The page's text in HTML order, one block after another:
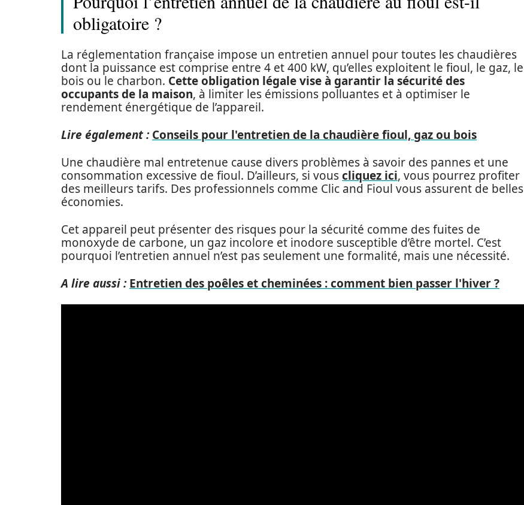
obligatoire ?
La réglementation française impose un entretien annuel pour toutes les chaudières
dont la puissance est comprise entre 4 et 400 kW, qu’elles exploitent le fioul, le gaz, le
bois ou le charbon. Cette obligation légale vise à garantir la sécurité des
occupants de la maison, à limiter les émissions polluantes et à optimiser le
rendement énergétique de l’appareil.
Lire également : Conseils pour l'entretien de la chaudière fioul, gaz ou bois
Une chaudière mal entretenue cause divers problèmes à savoir des pannes et une
consommation excessive de fioul. D’ailleurs, si vouscliquez ici, vous pourrez profiter
des meilleurs tarifs. Des professionnels comme Clic and Fioul vous assurent de belles
économies.
Cet appareil peut présenter des risques pour la sécurité comme des fuites de
monoxyde de carbone, un gaz incolore et inodore susceptible d’être mortel. C’est
pourquoi l’entretien annuel n’est pas seulement une formalité, mais une nécessité.
A lire aussi : Entretien des poêles et cheminées : comment bien passer l'hiver ?